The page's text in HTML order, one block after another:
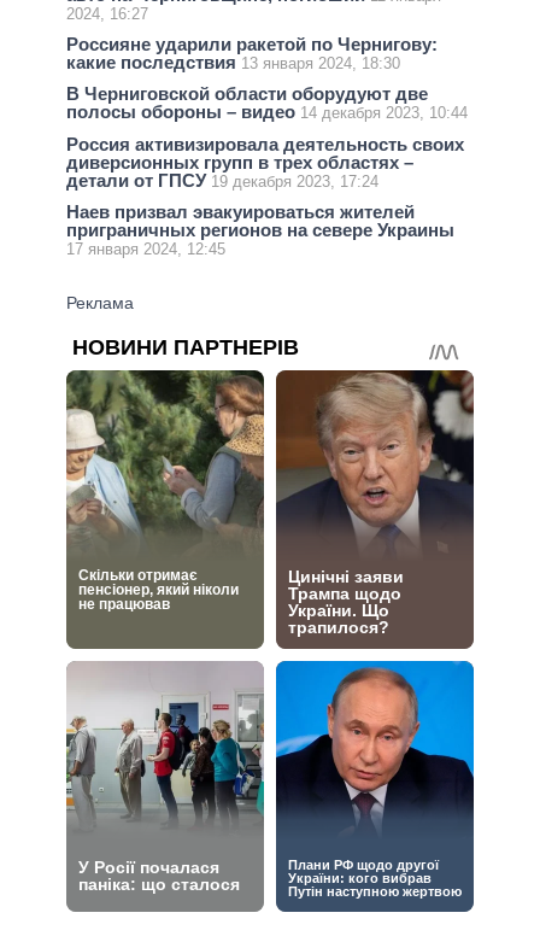
2024, 16:27
Россияне ударили ракетой по Чернигову:
какие последствия 13 января 2024, 18:30
В Черниговской области оборудуют две
полосы обороны – видео 14 декабря 2023, 10:44
Россия активизировала деятельность своих
диверсионных групп в трех областях –
детали от ГПСУ 19 декабря 2023, 17:24
Наев призвал эвакуироваться жителей
приграничных регионов на севере Украины
17 января 2024, 12:45